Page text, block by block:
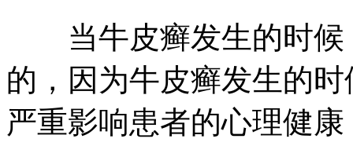
当牛皮癣发生的时候
的，因为牛皮癣发生的
严重影响患者的心理健